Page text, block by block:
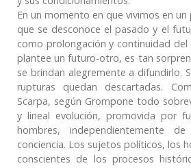
En un momento en que vivimos en
que se desconoce el pasado y el
como prolongación y continuidad del
plantee un futuro-otro, es tan
se brindan alegremente a difundirlo.
rupturas quedan descartadas.
Scarpa, según Grompone todo
y lineal evolución, promovida por
hombres, independientemente
conciencia. Los sujetos políticos, los
conscientes de los procesos